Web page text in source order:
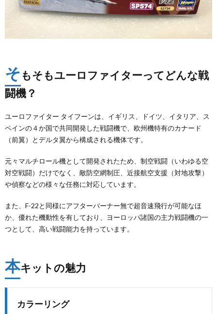
そ もそもユーロファイターってどんな戦
闘機？
ユーロファイター タイフーンは、イギリス、ドイツ、イタリア、ス
ペインの４か国で共同開発した戦闘機で、欧州機特有のカナード
（前翼）とデルタ翼から構成される機体です。
元々マルチロール機として開発されたため、制空戦闘（いわゆる空
対空戦闘）だけでなく、敵防空網制圧、近接航空支援（対地攻撃）
や偵察などの様々な任務に対応しています。
また、F-22と同様にアフターバーナー無で超音速飛行が可能なほ
か、優れた機動性を有しており、ヨーロッパ諸国の主力戦闘機の一
つとして、高い戦闘能力を持っています。
本キットの魅力
カラーリング